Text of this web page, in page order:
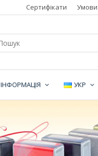
Сертифікати Умови
ІНФОРМАЦІЯ УКР